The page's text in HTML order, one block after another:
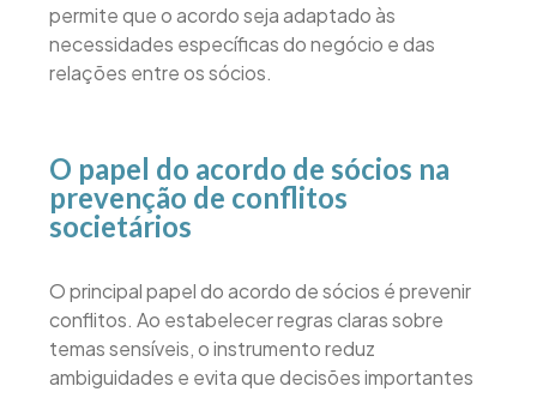
permite que o acordo seja adaptado às
necessidades específicas do negócio e das
relações entre os sócios.
O papel do acordo de sócios na
prevenção de conflitos
societários
O principal papel do acordo de sócios é prevenir
conflitos. Ao estabelecer regras claras sobre
temas sensíveis, o instrumento reduz
ambiguidades e evita que decisões importantes